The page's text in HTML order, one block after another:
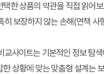
한 상품의 약관을 직접 읽어
히 보장하지 않는 손해(면책 사
교사이트는 기본적인 정보 탐
상황에 맞는 맞춤형 설계는